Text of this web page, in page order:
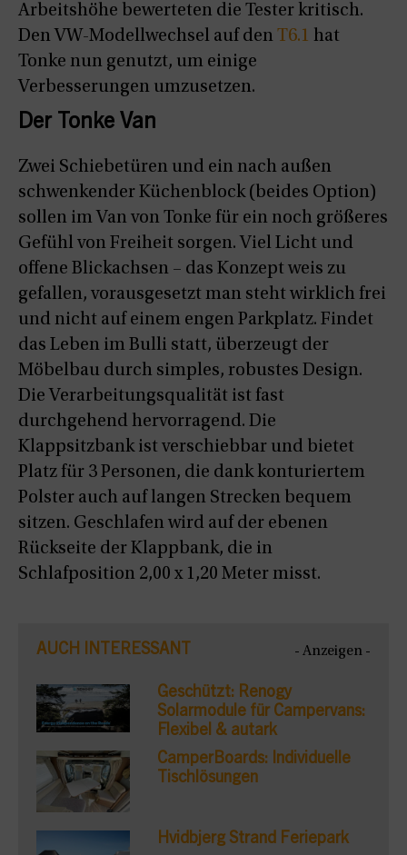
Arbeitshöhe bewerteten die Tester kritisch.
Den VW-Modellwechsel auf den T6.1 hat
Tonke nun genutzt, um einige
Verbesserungen umzusetzen.
Der Tonke Van
Zwei Schiebetüren und ein nach außen
schwenkender Küchenblock (beides Option)
sollen im Van von Tonke für ein noch größeres
Gefühl von Freiheit sorgen. Viel Licht und
offene Blickachsen – das Konzept weis zu
gefallen, vorausgesetzt man steht wirklich frei
und nicht auf einem engen Parkplatz. Findet
das Leben im Bulli statt, überzeugt der
Möbelbau durch simples, robustes Design.
Die Verarbeitungsqualität ist fast
durchgehend hervorragend. Die
Klappsitzbank ist verschiebbar und bietet
Platz für 3 Personen, die dank konturiertem
Polster auch auf langen Strecken bequem
sitzen. Geschlafen wird auf der ebenen
Rückseite der Klappbank, die in
Schlafposition 2,00 x 1,20 Meter misst.
AUCH INTERESSANT - Anzeigen -
Geschützt: Renogy
Solarmodule für Campervans:
Flexibel & autark
CamperBoards: Individuelle
Tischlösungen
Hvidbjerg Strand Feriepark